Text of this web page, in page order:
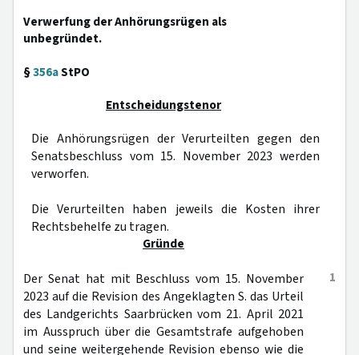
Verwerfung der Anhörungsrügen als
unbegründet.
§356aStPO
Entscheidungstenor
Die Anhörungsrügen der Verurteilten gegen den
Senatsbeschluss vom 15. November 2023 werden
verworfen.
Die Verurteilten haben jeweils die Kosten ihrer
Rechtsbehelfe zu tragen.
Gründe
1
Der Senat hat mit Beschluss vom 15. November
2023 auf die Revision des Angeklagten S. das Urteil
des Landgerichts Saarbrücken vom 21. April 2021
im Ausspruch über die Gesamtstrafe aufgehoben
und seine weitergehende Revision ebenso wie die